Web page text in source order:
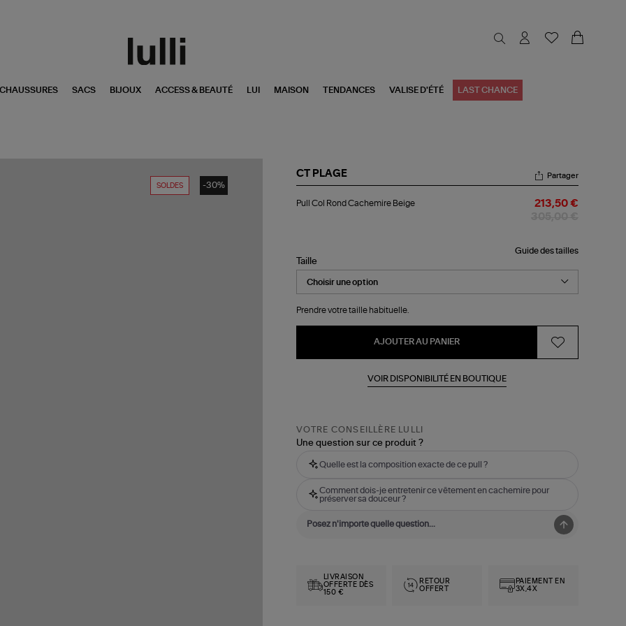
CHAUSSURES SACS BIJOUX ACCESS & BEAUTÉ LUI MAISON TENDANCES VALISE D'ÉTÉ LAST CHANCE
SOLDES -30%
CT PLAGE
Col
Partager
Pull Col Rond Cachemire Beige 213,50 €
Guide des tailles
Taille
Prendre votre taille habituelle.
AJOUTER AU PANIER
VOIR DISPONIBILITÉ EN BOUTIQUE
VOTRE CONSEILLÈRE LULLI
Une question sur ce produit ?
Quelle est la composition exacte de ce pull ?
Comment dois-je entretenir ce vêtement en cachemire pour
préserver sa douceur ?
LIVRAISON
OFFERTE DÈS
150 €
RETOUR
OFFERT
PAIEMENT EN
3X,4X